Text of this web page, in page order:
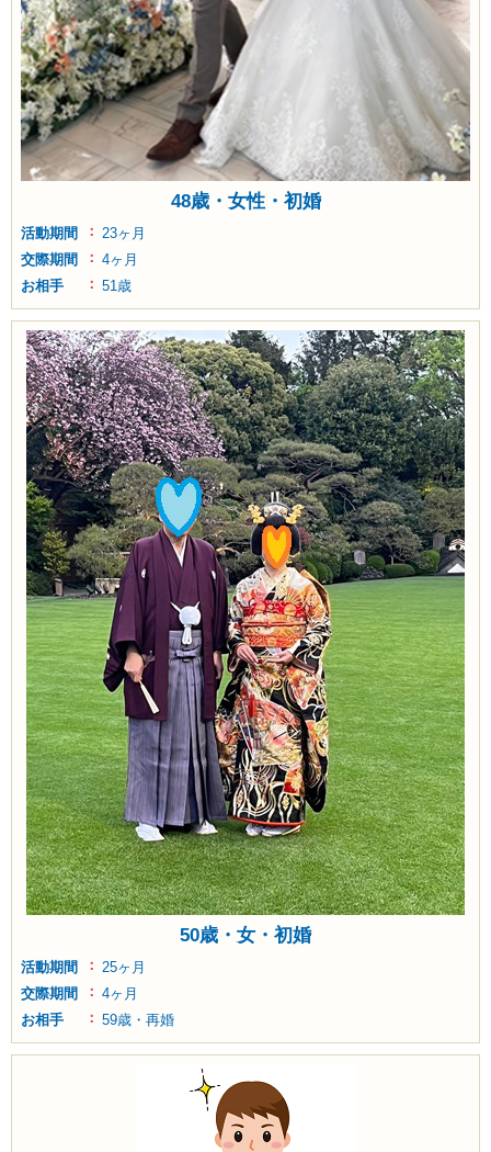
48歳・女性・初婚
活動期間
23ヶ月
交際期間
4ヶ月
お相手
51歳
50歳・女・初婚
活動期間
25ヶ月
交際期間
4ヶ月
お相手
59歳・再婚